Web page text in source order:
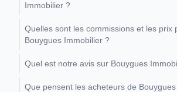
Immobilier ?
Quelles sont les commissions et les prix
Bouygues Immobilier ?
Quel est notre avis sur Bouygues
Que pensent les acheteurs de